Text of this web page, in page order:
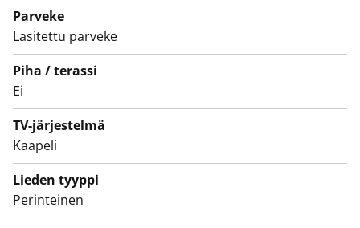
ja parvekkeille on suunnitteilla korjauksia. Käyttökiellon
ajalta maksetaan vuokrahyvitystä.
Parveke
Lasitettu parveke
Piha / terassi
Ei
TV-järjestelmä
Kaapeli
Lieden tyyppi
Perinteinen